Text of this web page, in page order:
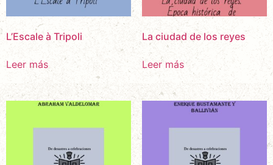
L’Escale à Tripoli
Leer más
La ciudad de los reyes
Leer más